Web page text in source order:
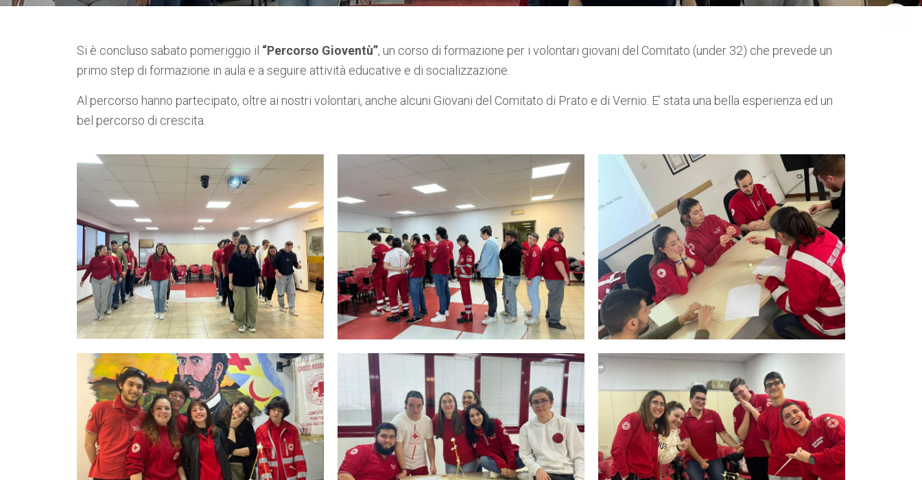
Si è concluso sabato pomeriggio il “Percorso Gioventù”, un corso di formazione per i volontari giovani del Comitato (under 32) che prevede un
primo step di formazione in aula e a seguire attività educative e di socializzazione.
Al percorso hanno partecipato, oltre ai nostri volontari, anche alcuni Giovani del Comitato di Prato e di Vernio. E’ stata una bella esperienza ed un
bel percorso di crescita.